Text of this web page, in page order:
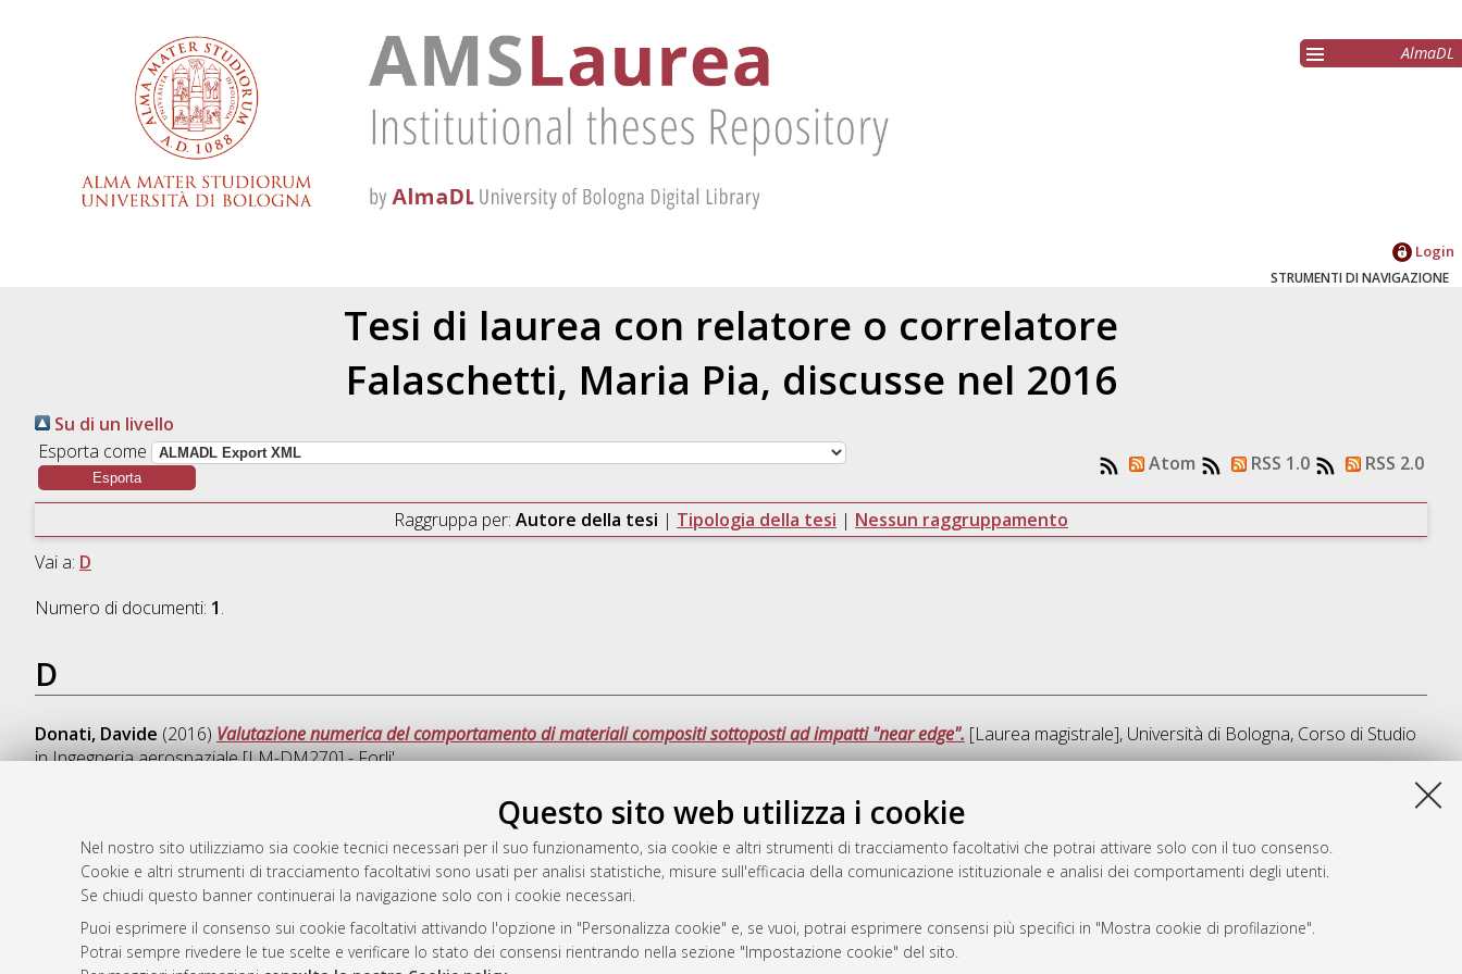
Questo sito web utilizza i cookie
Nel nostro sito utilizziamo sia cookie tecnici necessari per il suo funzionamento, sia cookie e altri strumenti di tracciamento facoltativi che potrai attivare solo con il tuo consenso.
Cookie e altri strumenti di tracciamento facoltativi sono usati per analisi statistiche, misure sull'efficacia della comunicazione istituzionale e analisi dei comportamenti degli utenti.
Se chiudi questo banner continuerai la navigazione solo con i cookie necessari.
Puoi esprimere il consenso sui cookie facoltativi attivando l'opzione in "Personalizza cookie" e, se vuoi, potrai esprimere consensi più specifici in "Mostra cookie di profilazione".
Potrai sempre rivedere le tue scelte e verificare lo stato dei consensi rientrando nella sezione "Impostazione cookie" del sito.
AlmaDL
Login
STRUMENTI DI NAVIGAZIONE
Tesi di laurea con relatore o correlatore
Falaschetti, Maria Pia, discusse nel 2016
Su di un livello
Esporta come
Atom RSS 1.0 RSS 2.0
Raggruppa per: Autore della tesi | Tipologia della tesi | Nessun raggruppamento
Vai a: D
Numero di documenti: 1.
D
Donati, Davide (2016) Valutazione numerica del comportamento di materiali compositi sottoposti ad impatti "near edge". [Laurea magistrale], Università di Bologna, Corso di Studio
inIngegneria aerospaziale [LM-DM270] - Forli'
Questa lista e' stata generata il Thu Aug 6 07:10:49 2026 CEST
Atom
Rss 2.0
AMS Laurea
Servizio implementato e gestito da
Impostazioni Cookie
Informativa sulla privacy